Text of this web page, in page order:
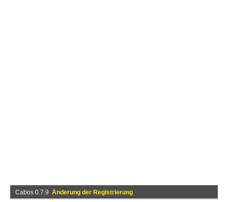
Cabos 0.7.9 Änderung der Registrierung